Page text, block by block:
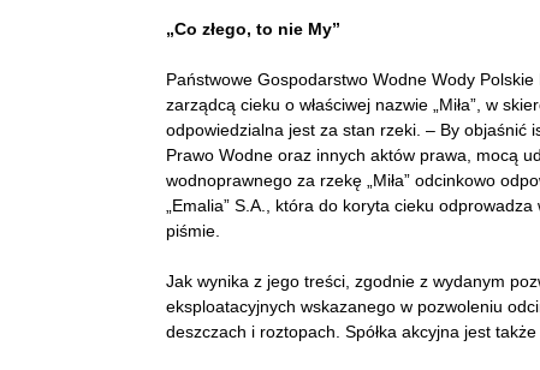
„Co złego, to nie My”
Państwowe Gospodarstwo Wodne Wody
zarządcą cieku o właściwej nazwie „Miła”, w
odpowiedzialna jest za stan rzeki. – By objaśnić
Prawo Wodne oraz innych aktów prawa, mocą
wodnoprawnego za rzekę „Miła” odcinkowo
„Emalia” S.A., która do koryta cieku
piśmie.
Jak wynika z jego treści, zgodnie z wydanym
eksploatacyjnych wskazanego w pozwoleniu
deszczach i roztopach. Spółka akcyjna jest